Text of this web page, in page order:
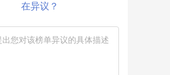
在异议？